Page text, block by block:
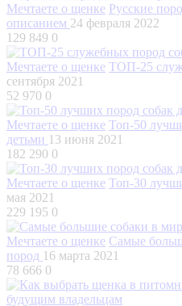
Мечтаете о щенке Русские
описанием 24 февраля 2022
129 849 0
Мечтаете о щенке ТОП-25
сентября 2021
52 970 0
Мечтаете о щенке Топ-50
детьми 13 июня 2021
182 290 0
Мечтаете о щенке Топ-30
мая 2021
229 195 0
Мечтаете о щенке Самые
пород 16 марта 2021
78 666 0